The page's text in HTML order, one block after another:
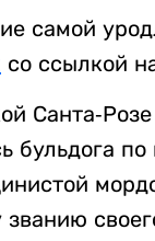
самой
со ссылкой
Санта-
бульдога
званию